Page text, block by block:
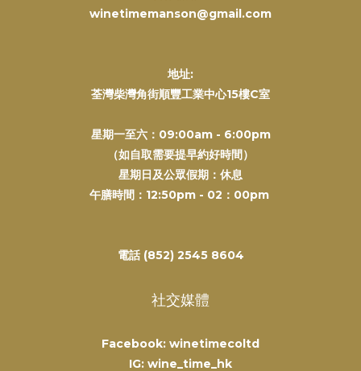
winetimemanson@gmail.com
地址:
荃灣柴灣角街順豐工業中心15樓C室
星期一至六：09:00am - 6:00pm
（如自取需要提早約好時間）
星期日及公眾假期：休息
午膳時間：12:50pm - 02：00pm
電話 (852) 2545 8604
社交媒體
Facebook: winetimecoltd
IG: wine_time_hk